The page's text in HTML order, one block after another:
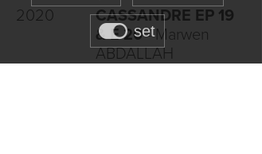
2020
CASSANDRE EP 19
& É 20- Marwen
ABDALLAH
set